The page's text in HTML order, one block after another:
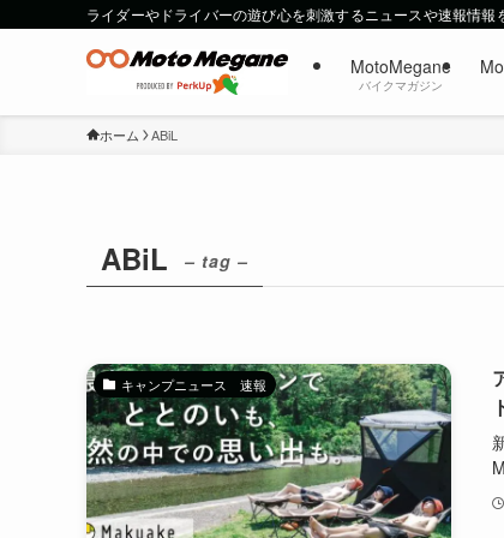
ライダーやドライバーの遊び心を刺激するニュースや速報情報
MotoMegane
バイクマガジン
ホーム ABiL
ABiL – tag –
キャンプニュース 速報